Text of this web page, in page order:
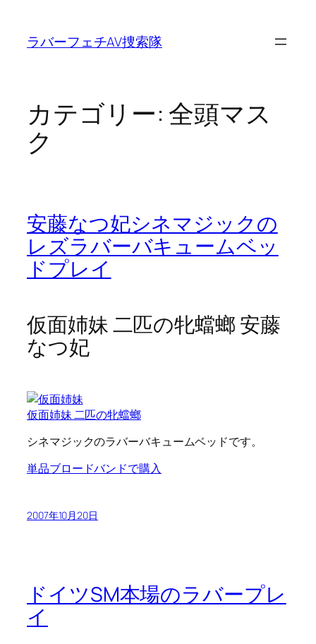
ラバーフェチAV捜索隊
カテゴリー: 全頭マス
ク
安藤なつ妃シネマジックの
レズラバーバキュームベッ
ドプレイ
仮面姉妹 二匹の牝蟷螂 安藤
なつ妃
仮面姉妹 二匹の牝蟷螂
シネマジックのラバーバキュームベッドです。
単品ブロードバンドで購入
2007年10月20日
ドイツSM本場のラバープレ
イ